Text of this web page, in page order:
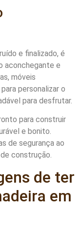
e finalizado, é
aconchegante e
móveis
personalizar o
para desfrutar.
para construir
e bonito.
de segurança ao
construção.
de ter
em